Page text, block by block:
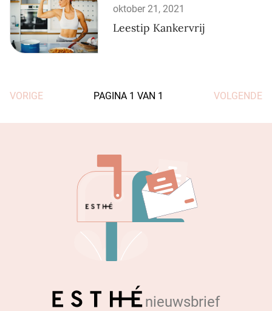
oktober 21, 2021
Leestip Kankervrij
VORIGE PAGINA 1 VAN 1 VOLGENDE
nieuwsbrief